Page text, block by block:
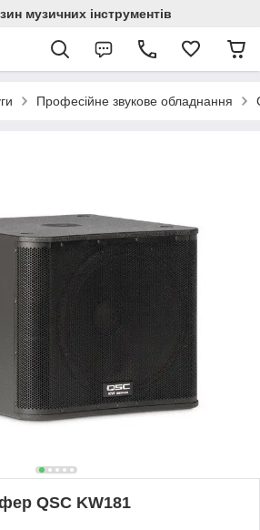
музичних інструментів
Професійне звукове обладнання
QSC KW181